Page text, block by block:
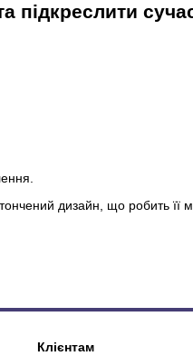
підкреслити
дизайн, що робить
Клієнтам